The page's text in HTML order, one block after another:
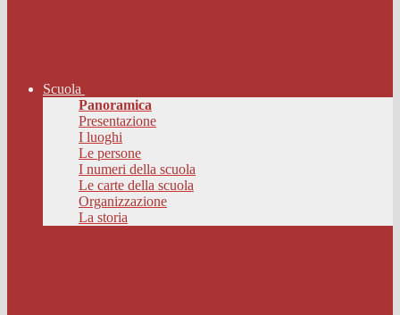
Scuola
Panoramica
Presentazione
I luoghi
Le persone
I numeri della scuola
Le carte della scuola
Organizzazione
La storia